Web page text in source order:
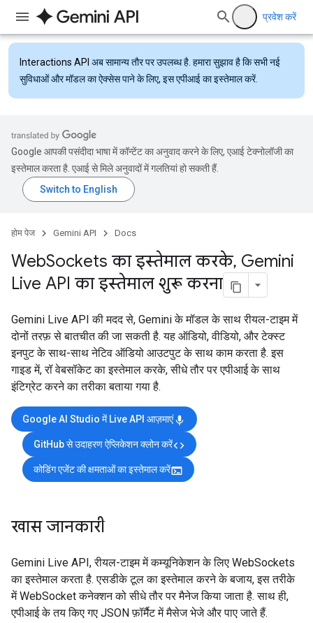
प्रवेश करें
Interactions API अब सामान्य तौर पर उपलब्ध है. हमारा सुझाव है कि सभी नई
सुविधाओं और मॉडल का ऐक्सेस पाने के लिए, इस एपीआई का इस्तेमाल करें.
Google आपकी पसंदीदा भाषा में कॉन्टेंट का अनुवाद करने के लिए, एआई टेक्नोलॉजी का
इस्तेमाल करता है. एआई से मिले अनुवादों में गलतियां हो सकती हैं.
होम पेज Gemini API Docs
WebSockets का इस्तेमाल करके, Gemini
Live API का इस्तेमाल शुरू करना
Gemini Live API की मदद से, Gemini के मॉडल के साथ रीयल-टाइम में
दोनों तरफ़ से बातचीत की जा सकती है. यह ऑडियो, वीडियो, और टेक्स्ट
इनपुट के साथ-साथ नेटिव ऑडियो आउटपुट के साथ काम करता है. इस
गाइड में, रॉ वेबसॉकेट का इस्तेमाल करके, सीधे तौर पर एपीआई के साथ
इंटिग्रेट करने का तरीका बताया गया है.
Google AI Studio में Live API आज़माएंmic
GitHub से उदाहरण ऐप्लिकेशन क्लोन करेंcode
कोडिंग एजेंट की क्षमताओं का इस्तेमाल करेंterminal
खास जानकारी
Gemini Live API, रीयल-टाइम में कम्यूनिकेशन के लिए WebSockets
का इस्तेमाल करता है. एसडीके टूल का इस्तेमाल करने के बजाय, इस तरीके
में WebSocket कनेक्शन को सीधे तौर पर मैनेज किया जाता है. साथ ही,
एपीआई के तय किए गए JSON फ़ॉर्मैट में मैसेज भेजे और पाए जाते हैं.